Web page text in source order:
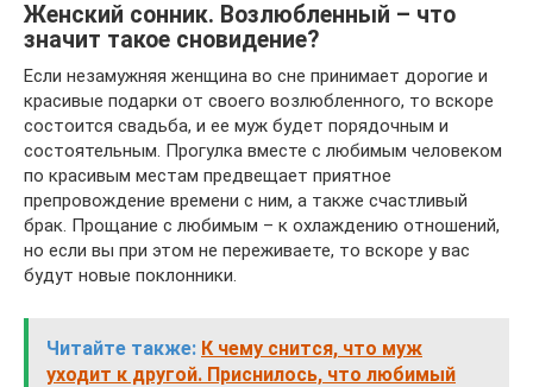
Женский сонник. Возлюбленный – что
значит такое сновидение?
Если незамужняя женщина во сне принимает дорогие и
красивые подарки от своего возлюбленного, то вскоре
состоится свадьба, и ее муж будет порядочным и
состоятельным. Прогулка вместе с любимым человеком
по красивым местам предвещает приятное
препровождение времени с ним, а также счастливый
брак. Прощание с любимым – к охлаждению отношений,
но если вы при этом не переживаете, то вскоре у вас
будут новые поклонники.
Читайте также: К чему снится, что муж
уходит к другой. Приснилось, что любимый